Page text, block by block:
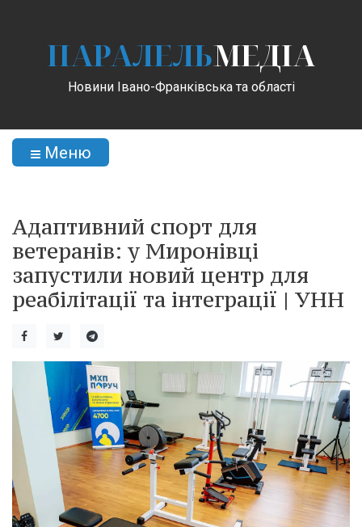
ПАРАЛЕЛЬМЕДІА
Новини Івано-Франківська та області
Меню
Адаптивний спорт для
ветеранів: у Миронівці
запустили новий центр для
реабілітації та інтеграції | УНН